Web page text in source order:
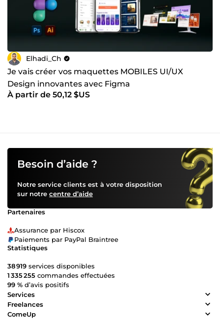
Elhadi_Ch
Je vais créer vos maquettes MOBILES UI/UX
Design innovantes avec Figma
À partir de 50,12 $US
Besoin d’aide ?
Notre service clients est à votre disposition
sur notre centre d’aide
Partenaires
Assurance par Hiscox
Paiements par PayPal Braintree
Statistiques
38 919 services disponibles
1 335 255 commandes effectuées
99 % d’avis positifs
Services
Freelances
ComeUp